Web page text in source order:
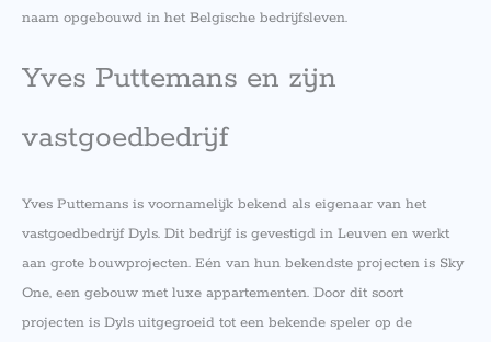
naam opgebouwd in het Belgische bedrijfsleven.
Yves Puttemans en zijn
vastgoedbedrijf
Yves Puttemans is voornamelijk bekend als eigenaar van het
vastgoedbedrijf Dyls. Dit bedrijf is gevestigd in Leuven en werkt
aan grote bouwprojecten. Eén van hun bekendste projecten is Sky
One, een gebouw met luxe appartementen. Door dit soort
projecten is Dyls uitgegroeid tot een bekende speler op de